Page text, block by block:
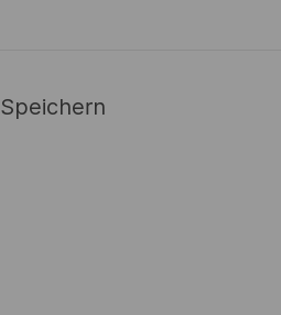
Speichern